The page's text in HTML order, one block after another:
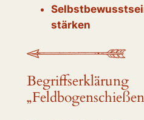
stärken
Begriffserklärung